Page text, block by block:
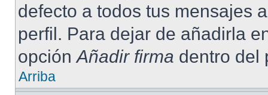
defecto a todos tus mensajes
perfil. Para dejar de añadirla
opciónAñadir firma dentro del
Arriba